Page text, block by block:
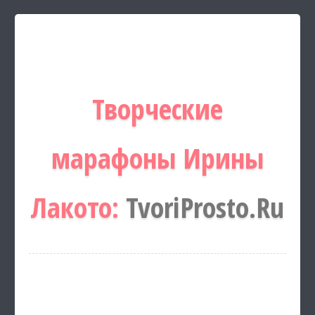
Творческие
марафоны Ирины
Лакото: TvoriProsto.Ru